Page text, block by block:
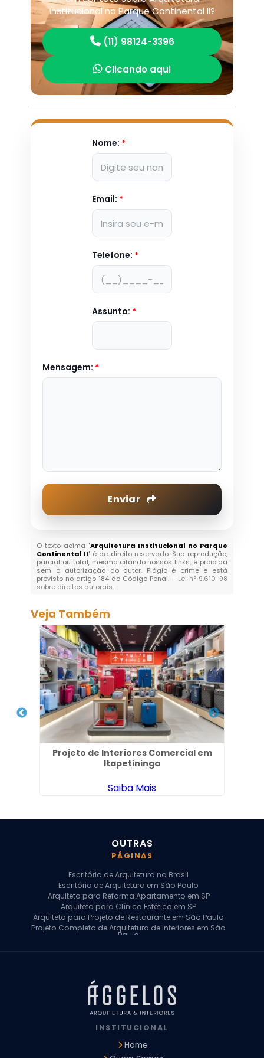
Institucional no Parque Continental II?
(11) 98124-3396
Clicando aqui
Nome: *
Email: *
Telefone: *
Assunto: *
Mensagem: *
Enviar
O texto acima "Arquitetura Institucional no Parque
Continental II" é de direito reservado. Sua reprodução,
parcial ou total, mesmo citando nossos links, é proibida
sem a autorização do autor. Plágio é crime e está
previsto no artigo 184 do Código Penal. – Lei n° 9.610-98
sobre direitos autorais.
Veja Também
Projeto de Interiores Comercial em
Itapetininga
Saiba Mais
OUTRAS
PÁGINAS
Escritório de Arquitetura no Brasil
Escritório de Arquitetura em São Paulo
Arquiteto para Reforma Apartamento em SP
Arquiteto para Clínica Estética em SP
Arquiteto para Projeto de Restaurante em São Paulo
Projeto Completo de Arquitetura de Interiores em São
Paulo
Arquiteto para Projeto Comercial em São Paulo
Arquiteto Comercial
Arquiteto para Reforma de Apartamento
Arquiteto para Reforma Residencial
Arquitetura para Reforma de Casas
Design de Interiores Apartamentos
INSTITUCIONAL
Home